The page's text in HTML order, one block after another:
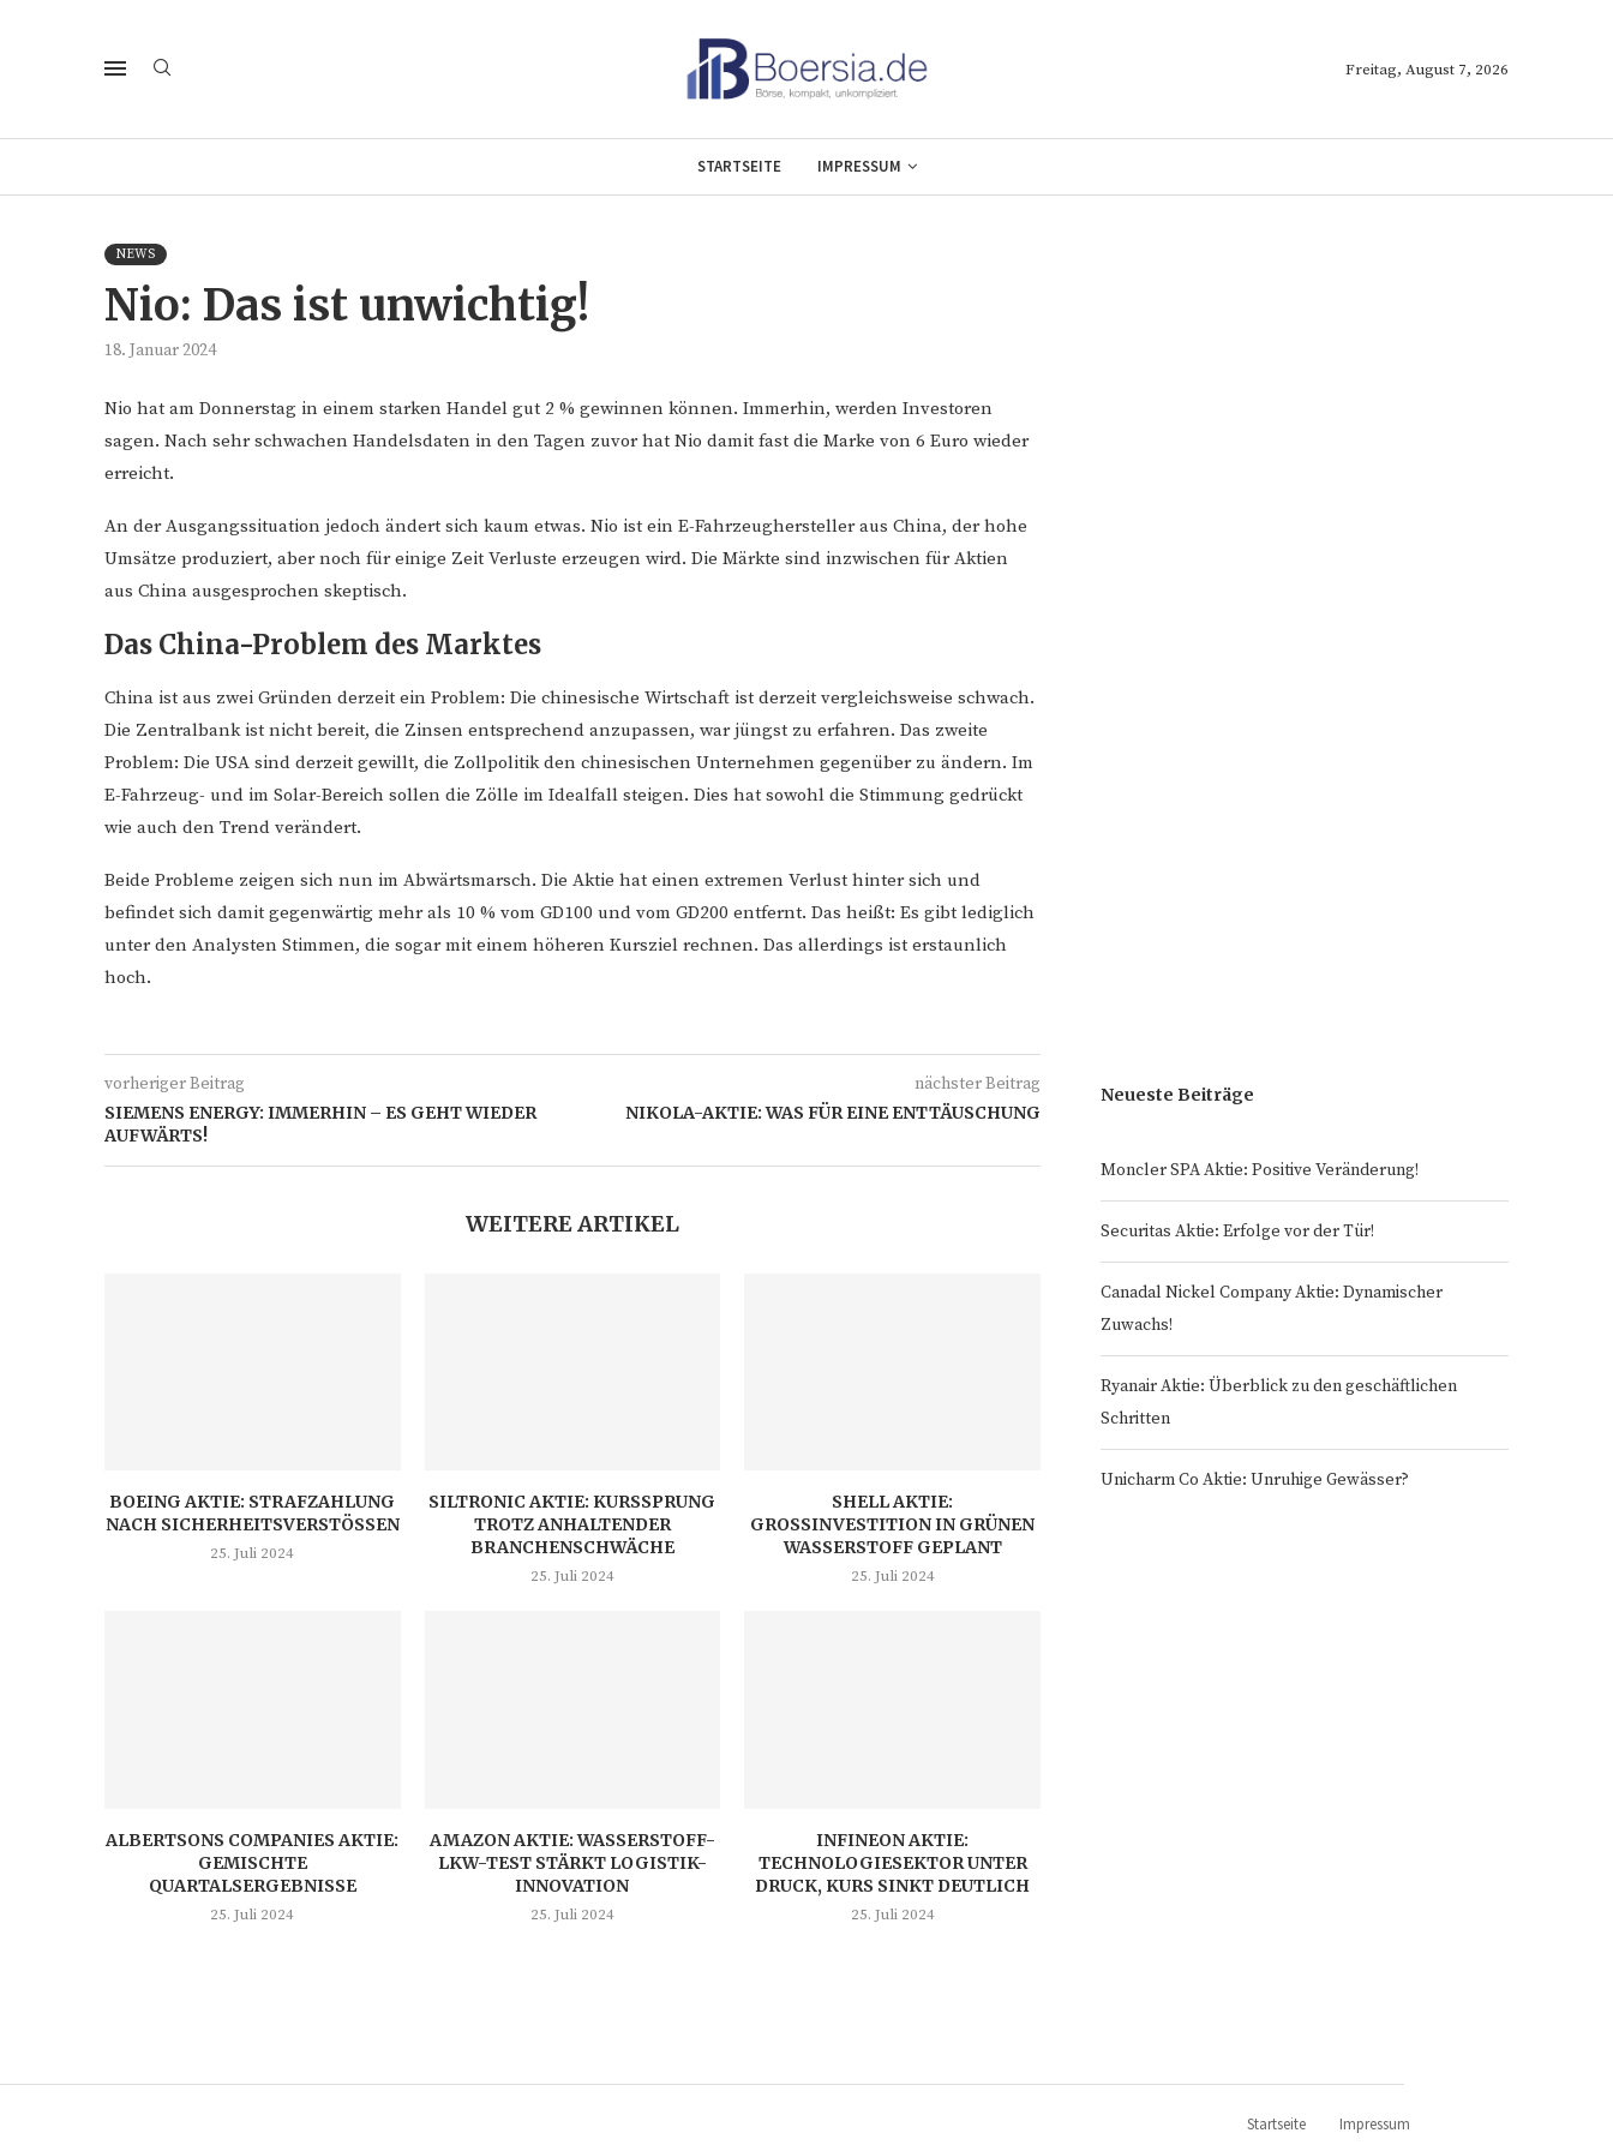
Freitag, August 7, 2026
STARTSEITE IMPRESSUM
NEWS
Nio: Das ist unwichtig!
18. Januar 2024
Nio hat am Donnerstag in einem starken Handel gut 2 % gewinnen können. Immerhin, werden Investoren
sagen. Nach sehr schwachen Handelsdaten in den Tagen zuvor hat Nio damit fast die Marke von 6 Euro wieder
erreicht.
An der Ausgangssituation jedoch ändert sich kaum etwas. Nio ist ein E-Fahrzeughersteller aus China, der hohe
Umsätze produziert, aber noch für einige Zeit Verluste erzeugen wird. Die Märkte sind inzwischen für Aktien
aus China ausgesprochen skeptisch.
Das China-Problem des Marktes
China ist aus zwei Gründen derzeit ein Problem: Die chinesische Wirtschaft ist derzeit vergleichsweise schwach.
Die Zentralbank ist nicht bereit, die Zinsen entsprechend anzupassen, war jüngst zu erfahren. Das zweite
Problem: Die USA sind derzeit gewillt, die Zollpolitik den chinesischen Unternehmen gegenüber zu ändern. Im
E-Fahrzeug- und im Solar-Bereich sollen die Zölle im Idealfall steigen. Dies hat sowohl die Stimmung gedrückt
wie auch den Trend verändert.
Beide Probleme zeigen sich nun im Abwärtsmarsch. Die Aktie hat einen extremen Verlust hinter sich und
befindet sich damit gegenwärtig mehr als 10 % vom GD100 und vom GD200 entfernt. Das heißt: Es gibt lediglich
unter den Analysten Stimmen, die sogar mit einem höheren Kursziel rechnen. Das allerdings ist erstaunlich
hoch.
vorheriger Beitrag
SIEMENS ENERGY: IMMERHIN – ES GEHT WIEDER
AUFWÄRTS!
nächster Beitrag
NIKOLA-AKTIE: WAS FÜR EINE ENTTÄUSCHUNG
WEITERE ARTIKEL
BOEING AKTIE: STRAFZAHLUNG
NACH SICHERHEITSVERSTÖSSEN
25. Juli 2024
SILTRONIC AKTIE: KURSSPRUNG
TROTZ ANHALTENDER
BRANCHENSCHWÄCHE
25. Juli 2024
SHELL AKTIE:
GROSSINVESTITION IN GRÜNEN W
ASSERSTOFF GEPLANT
25. Juli 2024
ALBERTSONS COMPANIES AKTIE:
GEMISCHTE
QUARTALSERGEBNISSE
25. Juli 2024
AMAZON AKTIE: WASSERSTOFF-
LKW-TEST STÄRKT LOGISTIK-
INNOVATION
25. Juli 2024
INFINEON AKTIE:
TECHNOLOGIESEKTOR UNTER
DRUCK, KURS SINKT DEUTLICH
25. Juli 2024
Neueste Beiträge
Moncler SPA Aktie: Positive Veränderung!
Securitas Aktie: Erfolge vor der Tür!
Canadal Nickel Company Aktie: Dynamischer
Zuwachs!
Ryanair Aktie: Überblick zu den geschäftlichen
Schritten
Unicharm Co Aktie: Unruhige Gewässer?
Startseite Impressum